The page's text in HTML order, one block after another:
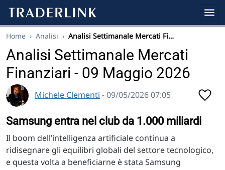
Home › Analisi › Analisi Settimanale Mercati Fi…
Analisi Settimanale Mercati
Finanziari - 09 Maggio 2026
Michele Clementi - 09/05/2026 07:05
Samsung entra nel club da 1.000 miliardi
Il boom dell’intelligenza artificiale continua a
ridisegnare gli equilibri globali del settore tecnologico,
e questa volta a beneficiarne è stata Samsung